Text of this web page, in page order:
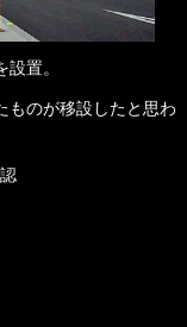
置。
ものが移設したと思わ